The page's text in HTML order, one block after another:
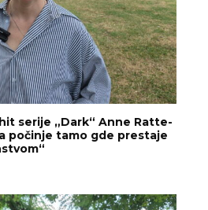
serije „Dark“ Anne Ratte-
počinje tamo gde prestaje